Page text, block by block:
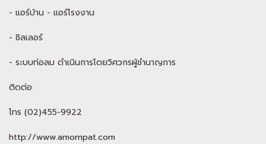
- แอร์บ้าน - แอร์โรงงาน
- ชิลเลอร์
- ระบบท่อลม ดำเนินการโดยวิศวกรผู้ชำนาญการ
ติดต่อ
โทร (02)455-9922
http://www.amornpat.com